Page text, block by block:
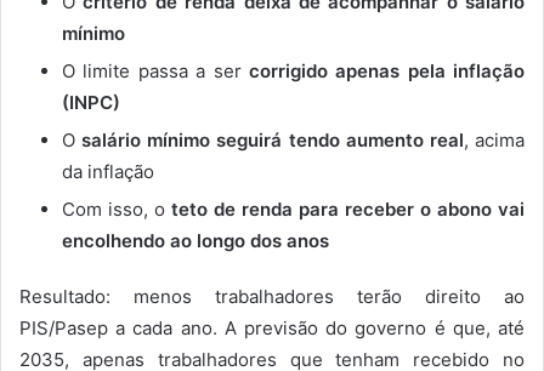
mínimo
O limite passa a ser corrigido apenas pela inflação
(INPC)
Osalário mínimo seguirá tendo aumento real, acima
da inflação
Com isso, o teto de renda para receber o abono vai
encolhendo ao longo dos anos
Resultado: menos trabalhadores terão direito ao
PIS/Pasep a cada ano. A previsão do governo é que, até
2035, apenas trabalhadores que tenham recebido no